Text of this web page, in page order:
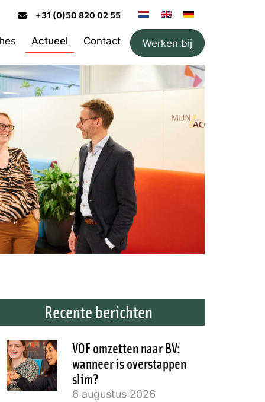
+31 (0)50 820 02 55
Actueel Contact Werken bij
Recente berichten
VOF omzetten naar BV:
wanneer is overstappen
slim?
6 augustus 2026